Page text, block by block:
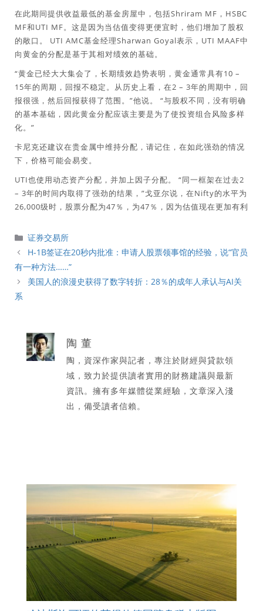
在此期间提供收益最低的基金房屋中，包括Shriram MF，HSBC
MF和UTI MF。这是因为当估值变得更便宜时，他们增加了股权
的敞口。 UTI AMC基金经理Sharwan Goyal表示，UTI MAAF中
向黄金的分配是基于其相对绩效的基础。
“黄金已经大大集会了，长期绩效趋势表明，黄金通常具有10 –
15年的周期，回报不稳定。从历史上看，在2 – 3年的周期中，回
报很强，然后回报获得了范围。”他说。 “与股权不同，没有明确
的基本基础，因此黄金分配应该主要是为了使投资组合风险多样
化。”
卡尼克还建议在贵金属中维持分配，请记住，在如此强劲的情况
下，价格可能会易变。
UTI也使用动态资产分配，并加上因子分配。 “同一框架在过去2
– 3年的时间内取得了强劲的结果，”戈亚尔说，在Nifty的水平为
26,000级时，股票分配为47％，为47％，因为估值现在更加有利
分
類
证券交易所
H-1B签证在20秒内批准：申请人股票领事馆的经验，说“官员
有一种方法……”
美国人的浪漫史获得了数字转折：28％的成年人承认与AI关
系
陶 董
陶，資深作家與記者，專注於財經與貸款領
域，致力於提供讀者實用的財務建議與最新
資訊。擁有多年媒體從業經驗，文章深入淺
出，備受讀者信賴。